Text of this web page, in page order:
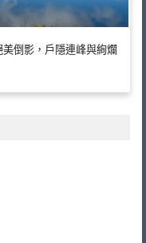
倒影，戶隱連峰與絢爛